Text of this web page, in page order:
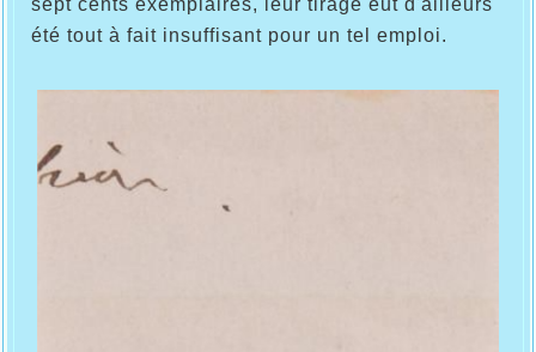
sept cents exemplaires, leur tirage eut d'ailleurs
été tout à fait insuffisant pour un tel emploi.